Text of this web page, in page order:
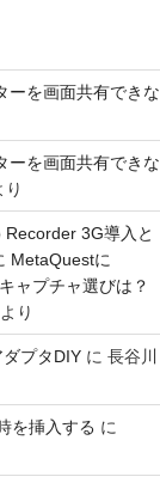
ーを画面共有できな
ーを画面共有できな
り
3G導入と
MetaQuestに
ャプチャ選びは？
り
プタDIYに 長谷川
を挿入する に